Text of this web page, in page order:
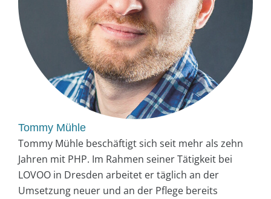
Tommy Mühle
Tommy Mühle beschäftigt sich seit mehr als zehn
Jahren mit PHP. Im Rahmen seiner Tätigkeit bei
LOVOO in Dresden arbeitet er täglich an der
Umsetzung neuer und an der Pflege bereits